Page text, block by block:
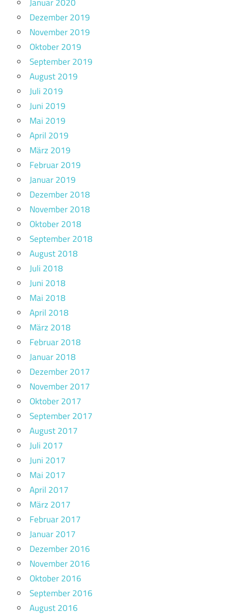
Dezember 2019
November 2019
Oktober 2019
September 2019
August 2019
Juli 2019
Juni 2019
Mai 2019
April 2019
März 2019
Februar 2019
Januar 2019
Dezember 2018
November 2018
Oktober 2018
September 2018
August 2018
Juli 2018
Juni 2018
Mai 2018
April 2018
März 2018
Februar 2018
Januar 2018
Dezember 2017
November 2017
Oktober 2017
September 2017
August 2017
Juli 2017
Juni 2017
Mai 2017
April 2017
März 2017
Februar 2017
Januar 2017
Dezember 2016
November 2016
Oktober 2016
September 2016
August 2016